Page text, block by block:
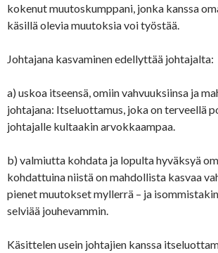
kokenut muutoskumppani, jonka kanssa
käsillä olevia muutoksia voi työstää.
Johtajana kasvaminen edellyttää johtajalta:
a) uskoa itseensä, omiin vahvuuksiinsa ja
johtajana: Itseluottamus, joka on terveellä
johtajalle kultaakin arvokkaampaa.
b) valmiutta kohdata ja lopulta hyväksyä
kohdattuina niistä on mahdollista kasvaa
pienet muutokset myllerrä – ja
selviää jouhevammin.
Käsittelen usein johtajien kanssa